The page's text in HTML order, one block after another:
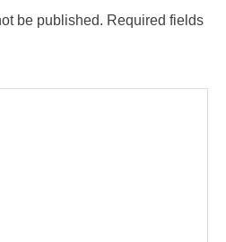
be published. Required fields